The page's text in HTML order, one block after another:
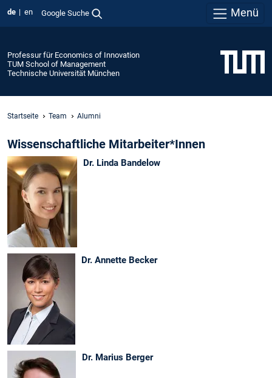
de en Google Suche Menü
Professur für Economics of Innovation
TUM School of Management
Technische Universität München
Startseite Team Alumni
Wissenschaftliche Mitarbeiter*Innen
Dr. Linda Bandelow
Dr. Annette Becker
Dr. Marius Berger